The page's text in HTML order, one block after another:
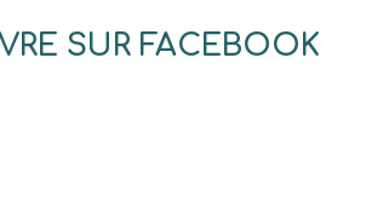
SUR FACEBOOK